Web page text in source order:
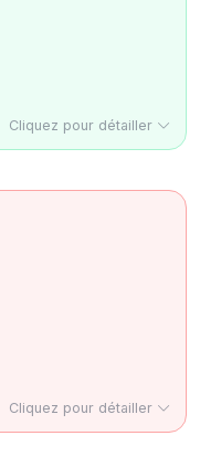
Cliquez pour détailler
Cliquez pour détailler